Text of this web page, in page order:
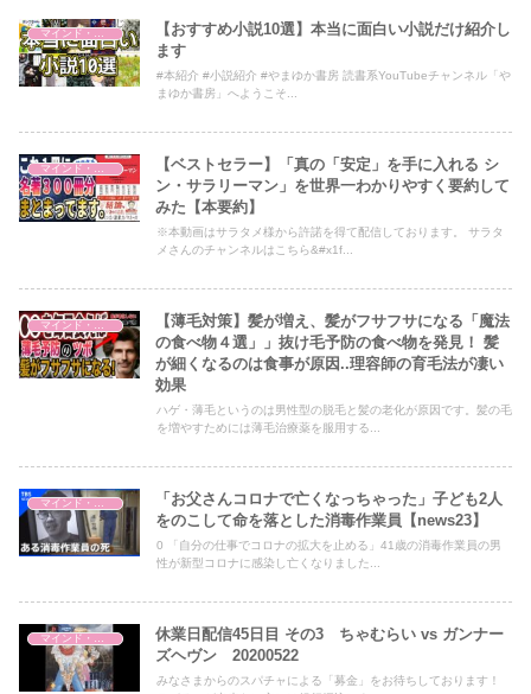
マインド・哲学
【おすすめ小説10選】本当に面白い小説だけ紹介し
ます
#本紹介 #小説紹介 #やまゆか書房 読書系YouTubeチャンネル「や
まゆか書房」へようこそ...
マインド・哲学
【ベストセラー】「真の「安定」を手に入れる シ
ン・サラリーマン」を世界一わかりやすく要約して
みた【本要約】
※本動画はサラタメ様から許諾を得て配信しております。 サラタ
メさんのチャンネルはこちら&#x1f...
【薄毛対策】髪が増え、髪がフサフサになる「魔法
の食べ物４選」」抜け毛予防の食べ物を発見！ 髪
が細くなるのは食事が原因..理容師の育毛法が凄い
効果
ハゲ・薄毛というのは男性型の脱毛と髪の老化が原因です。髪の毛
を増やすためには薄毛治療薬を服用する...
「お父さんコロナで亡くなっちゃった」子ども2人
をのこして命を落とした消毒作業員【news23】
0 「自分の仕事でコロナの拡大を止める」41歳の消毒作業員の男
性が新型コロナに感染し亡くなりました...
休業日配信45日目 その3 ちゃむらい vs ガンナー
ズヘヴン 20200522
みなさまからのスパチャによる「募金」をお待ちしております！